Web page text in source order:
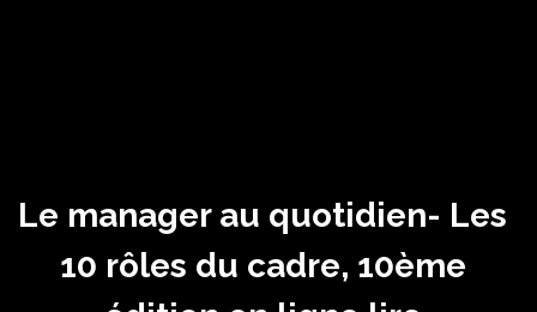
Le manager au quotidien- Les
10 rôles du cadre, 10ème